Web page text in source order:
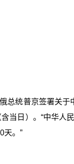
总统普京签署关
当日）。“中华
天。”